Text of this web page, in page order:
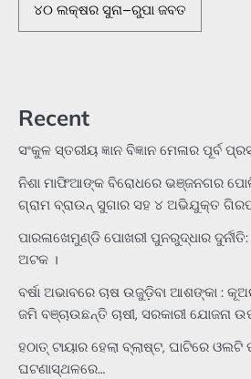
୪୦ ଲକ୍ଷର ସୁନା–ରୁପା ଜବତ
Recent
ସଂକୁଳ ସ୍ତରୀୟ ଜ୍ଞାନ ବିଜ୍ଞାନ ମେଳାର ପୂର୍ବ
ନିଶା ମାଫିଆଙ୍କ ବିରୋଧରେ ଭଞ୍ଜନଗର
ଗ୍ରାମ ବ୍ରାଉନ୍ ସୁଗାର ସହ ୪ ଅଭିଯୁକ୍ତ
ପାରଳାଖେମୁଣ୍ଡି ପୋଖରୀ ପୁନରୁଦ୍ଧାର
ଅଟକ ।
ବର୍ଷା ଅଭାବରେ ଚାଷ ଉଜୁଡ଼ିବା ଆଶଙ୍କା :
ଜମି ବଞ୍ଚାଉଛନ୍ତି ଚାଷୀ, ସରକାରୀ ଯୋଜନା
ହଠାତ୍‌ ଟାୟାର ହେଲା ବ୍ଲାଷ୍ଟ, ଘାଟିରେ
ଘଟଣାସ୍ଥଳରେ…